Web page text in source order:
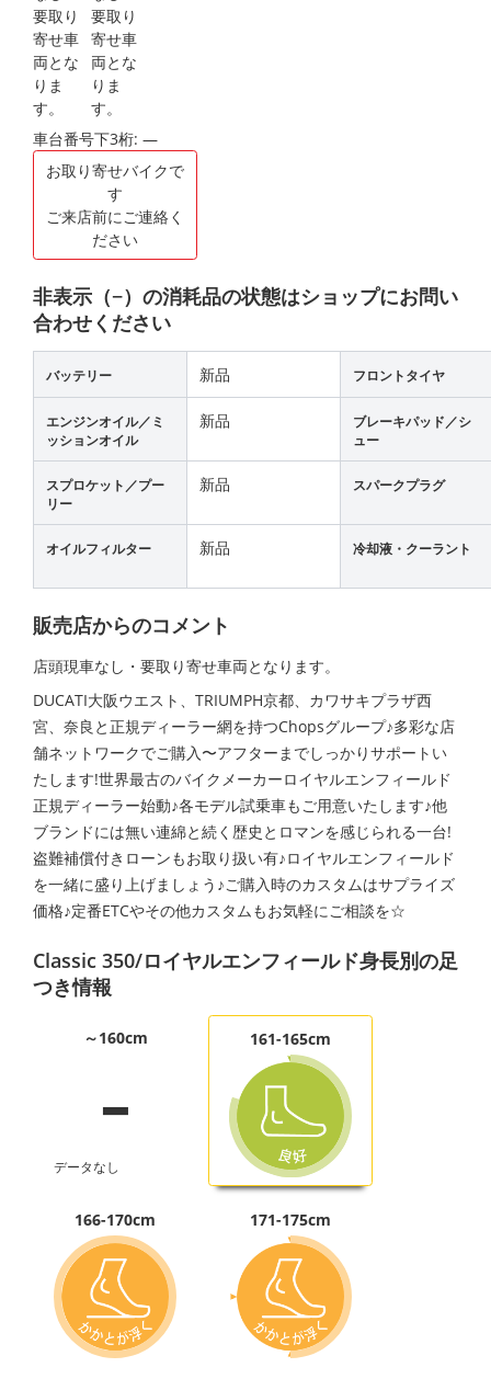
車台番号下3桁: ―
お取り寄せバイクで
す
ご来店前にご連絡く
ださい
非表示（−）の消耗品の状態はショップにお問い
合わせください
バッテリー 新品 フロントタイヤ
エンジンオイル／ミ
ッションオイル
新品
ブレーキパッド／シ
ュー
スプロケット／プー
リー
新品 スパークプラグ
オイルフィルター 新品 冷却液・クーラント
販売店からのコメント
店頭現車なし・要取り寄せ車両となります。
DUCATI大阪ウエスト、TRIUMPH京都、カワサキプラザ西
宮、奈良と正規ディーラー網を持つChopsグループ♪多彩な店
舗ネットワークでご購入〜アフターまでしっかりサポートい
たします!世界最古のバイクメーカーロイヤルエンフィールド
正規ディーラー始動♪各モデル試乗車もご用意いたします♪他
ブランドには無い連綿と続く歴史とロマンを感じられる一台!
盗難補償付きローンもお取り扱い有♪ロイヤルエンフィールド
を一緒に盛り上げましょう♪ご購入時のカスタムはサプライズ
価格♪定番ETCやその他カスタムもお気軽にご相談を☆
Classic 350/ロイヤルエンフィールド身長別の足
つき情報
～160cm
-
データなし
161-165cm
166-170cm 171-175cm